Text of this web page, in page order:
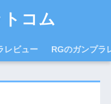
コム
レビュー RGのガンプラ